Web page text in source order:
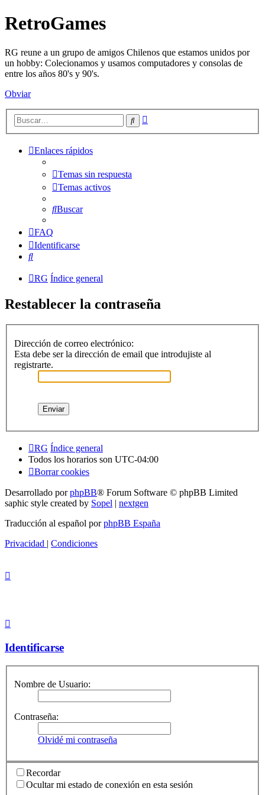
RetroGames
RG reune a un grupo de amigos Chilenos que estamos unidos por
un hobby: Colecionamos y usamos computadores y consolas de
entre los años 80's y 90's.
Obviar
Buscar
Enlaces rápidos
Temas sin respuesta
Temas activos
Buscar
FAQ
Identificarse
Buscar
RG Índice general
Restablecer la contraseña
Dirección de correo electrónico:
Esta debe ser la dirección de email que introdujiste al
registrarte.
RG Índice general
Todos los horarios son UTC-04:00
Borrar cookies
Desarrollado porphpBB® Forum Software © phpBB Limited
saphic style created by Sopel | nextgen
Traducción al español porphpBB España
Privacidad | Condiciones
Identificarse
Nombre de Usuario:
Contraseña:
Olvidé mi contraseña
Recordar
Ocultar mi estado de conexión en esta sesión